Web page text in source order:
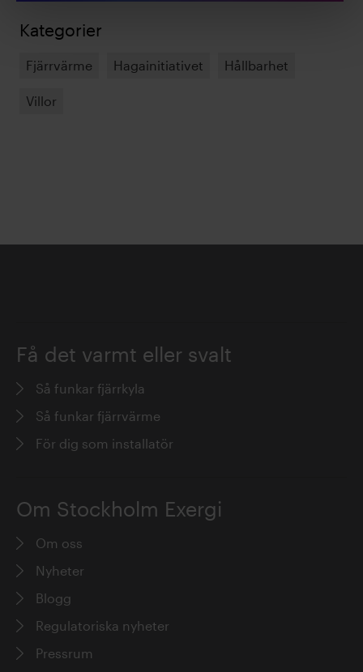
Kategorier
Fjärrvärme Hagainitiativet Hållbarhet
Villor
Få det varmt eller svalt
Så funkar fjärrkyla
Så funkar fjärrvärme
För dig som installatör
Om Stockholm Exergi
Om oss
Nyheter
Blogg
Regulatoriska nyheter
Pressrum